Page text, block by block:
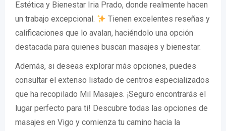
Estética y Bienestar Iria Prado, donde realmente hacen
un trabajo excepcional.
Tienen excelentes reseñas y
calificaciones que lo avalan, haciéndolo una opción
destacada para quienes buscan masajes y bienestar.
Además, si deseas explorar más opciones, puedes
consultar el extenso listado de centros especializados
que ha recopilado Mil Masajes. ¡Seguro encontrarás el
lugar perfecto para ti! Descubre todas las opciones de
masajes en Vigo y comienza tu camino hacia la